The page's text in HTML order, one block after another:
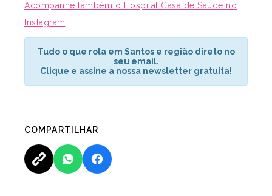
Acompanhe também o Hospital Casa de Saúde no
Instagram
Tudo o que rola em Santos e região direto no
seu email.
Clique e assine a nossa newsletter gratuita!
COMPARTILHAR